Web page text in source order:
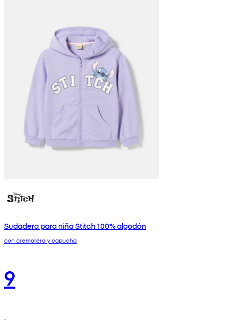
Sudadera para niña Stitch 100% algodón
con cremallera y capucha
9